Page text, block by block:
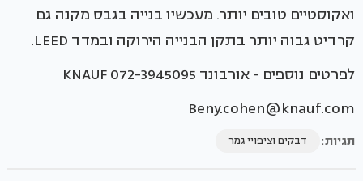
ואקוסטיים טובים יותר. מעכשיו בנייה בגבס מקנה גם
קרדיט גבוה יותר בתקן הבנייה הירוקה ובמדד LEED.
לפרטים נוספים - אורבונד KNAUF 072-3945095
Beny.cohen@knauf.com
תגיות: דבקים וציפויי גמר